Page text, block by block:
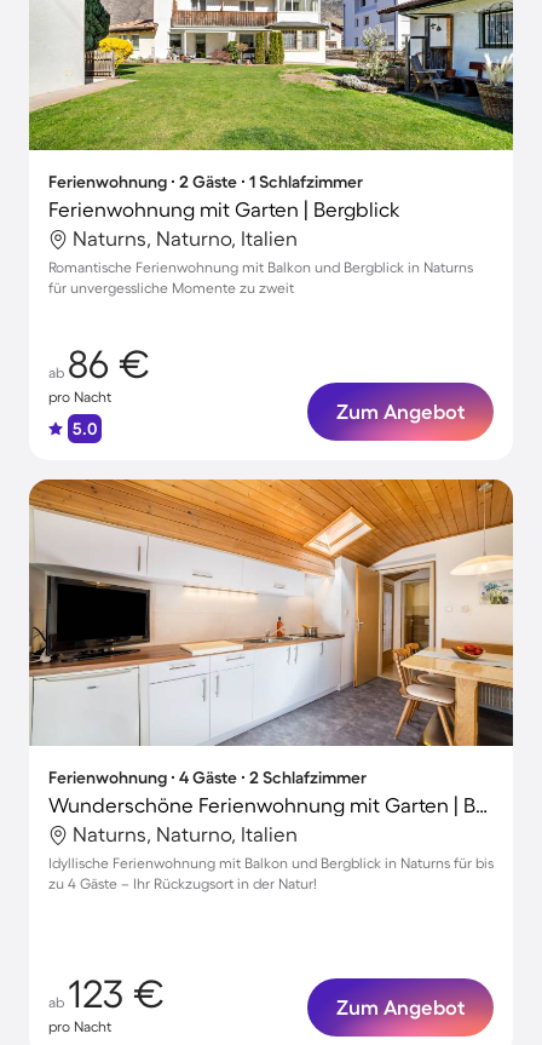
Ferienwohnung ∙ 2 Gäste ∙ 1 Schlafzimmer
Ferienwohnung mit Garten | Bergblick
Naturns, Naturno, Italien
Romantische Ferienwohnung mit Balkon und Bergblick in Naturns
für unvergessliche Momente zu zweit
ab 86 €
pro Nacht
5.0
Zum Angebot
Ferienwohnung ∙ 4 Gäste ∙ 2 Schlafzimmer
Wunderschöne Ferienwohnung mit Garten | Bergblick
Naturns, Naturno, Italien
Idyllische Ferienwohnung mit Balkon und Bergblick in Naturns für bis
zu 4 Gäste – Ihr Rückzugsort in der Natur!
ab 123 €
pro Nacht
Zum Angebot